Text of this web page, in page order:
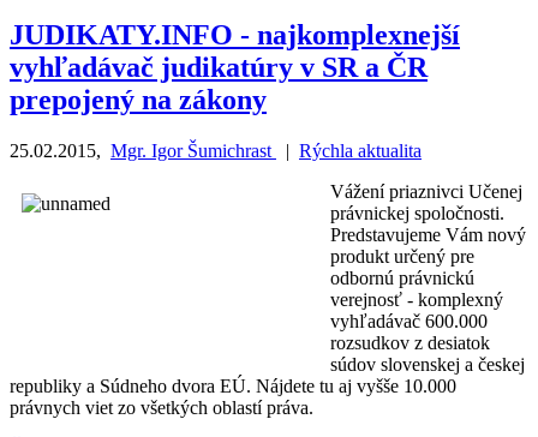
JUDIKATY.INFO - najkomplexnejší
vyhľadávač judikatúry v SR a ČR
prepojený na zákony
25.02.2015, Mgr. Igor Šumichrast | Rýchla aktualita
Vážení priaznivci Učenej
právnickej spoločnosti.
Predstavujeme Vám nový
produkt určený pre
odbornú právnickú
verejnosť - komplexný
vyhľadávač 600.000
rozsudkov z desiatok
súdov slovenskej a českej
republiky a Súdneho dvora EÚ. Nájdete tu aj vyšše 10.000
právnych viet zo všetkých oblastí práva.